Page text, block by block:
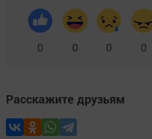
0 0 0 0
Расскажите друзьям